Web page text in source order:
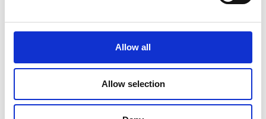
Allow all
Allow selection